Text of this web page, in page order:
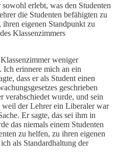
erlebt, was den Studenten
die Studenten befähigten zu
eigenen Standpunkt zu
Klassenzimmers
weniger
Ich erinnere mich an ein
dass er als Student einen
geschrieben
verabschiedet wurde, und sein
der Lehrer ein Liberaler war
Er sagte, das sei ihm in
das niemals einem Studenten
zu helfen, zu ihren eigenen
als Standardhaltung der